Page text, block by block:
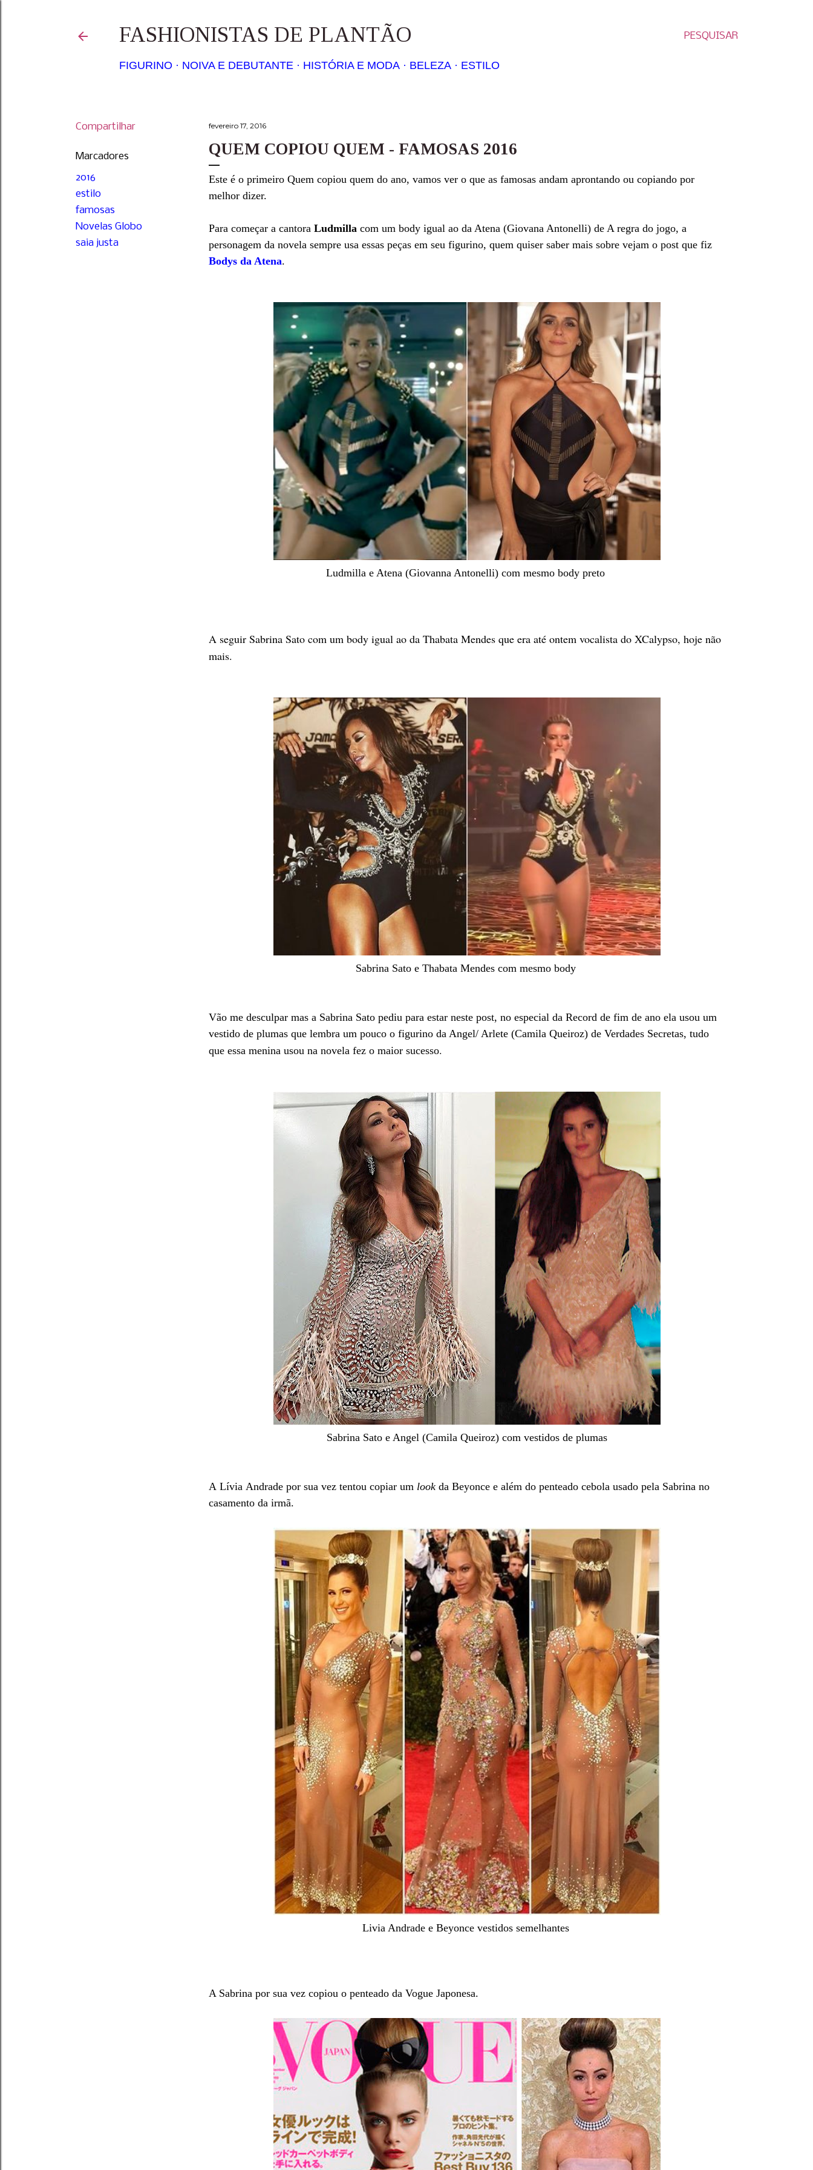
PESQUISAR
FASHIONISTAS DE PLANTÃO
FIGURINO NOIVA E DEBUTANTE HISTÓRIA E MODA BELEZA ESTILO
Compartilhar
Marcadores
2016
estilo
famosas
Novelas Globo
saia justa
fevereiro 17, 2016
QUEM COPIOU QUEM - FAMOSAS 2016
Este é o primeiro Quem copiou quem do ano, vamos ver o que as famosas andam aprontando ou copiando por
melhor dizer.
Para começar a cantora Ludmillacom um body igual ao da Atena (Giovana Antonelli) de A regra do jogo, a
personagem da novela sempre usa essas peças em seu figurino, quem quiser saber mais sobre vejam o post que fiz
Bodys da Atena.
Ludmilla e Atena (Giovanna Antonelli) com mesmo body preto
A seguir Sabrina Sato com um body igual ao da Thabata Mendes que era até ontem vocalista do XCalypso, hoje não
mais.
Sabrina Sato e Thabata Mendes com mesmo body
Vão me desculpar mas a Sabrina Sato pediu para estar neste post, no especial da Record de fim de ano ela usou um
vestido de plumas que lembra um pouco o figurino da Angel/ Arlete (Camila Queiroz) de Verdades Secretas, tudo
que essa menina usou na novela fez o maior sucesso.
Sabrina Sato e Angel (Camila Queiroz) com vestidos de plumas
A Lívia Andrade por sua vez tentou copiar um lookda Beyonce e além do penteado cebola usado pela Sabrina no
casamento da irmã.
Livia Andrade e Beyonce vestidos semelhantes
A Sabrina por sua vez copiou o penteado da Vogue Japonesa.